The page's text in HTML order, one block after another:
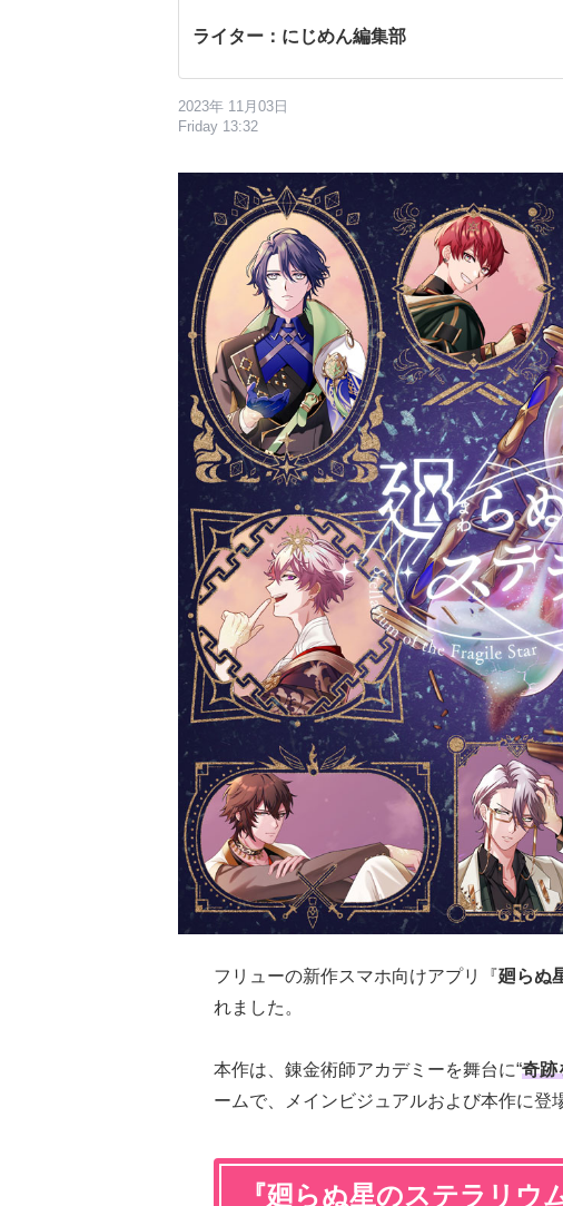
ライター：にじめん編集部
2023年 11月03日
Friday 13:32
フリューの新作スマホ向けアプリ『廻らぬ
れました。
本作は、錬金術師アカデミーを舞台に“奇跡
ームで、メインビジュアルおよび本作に登
『廻らぬ星のステラリウ